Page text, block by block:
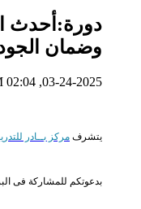
دورة:أحدث
وضمان
03-24-2025, 02:04 PM
يتشرف مركز بــادر
بدعوتكم للمشاركة فى